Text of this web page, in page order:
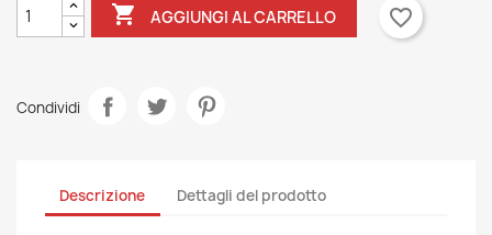
 AGGIUNGI AL CARRELLO favorite_border
Condividi
Descrizione Dettagli del prodotto